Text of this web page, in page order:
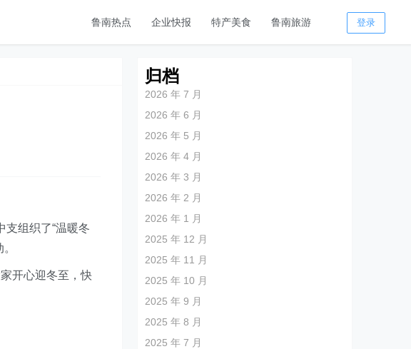
鲁南热点 企业快报 特产美食 鲁南旅游 登录
支组织了“温暖冬
开心迎冬至，快
归档
2026 年 7 月
2026 年 6 月
2026 年 5 月
2026 年 4 月
2026 年 3 月
2026 年 2 月
2026 年 1 月
2025 年 12 月
2025 年 11 月
2025 年 10 月
2025 年 9 月
2025 年 8 月
2025 年 7 月